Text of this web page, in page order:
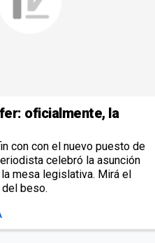
oficialmente, la
con con el nuevo puesto de
celebró la asunción
mesa legislativa. Mirá el
beso.